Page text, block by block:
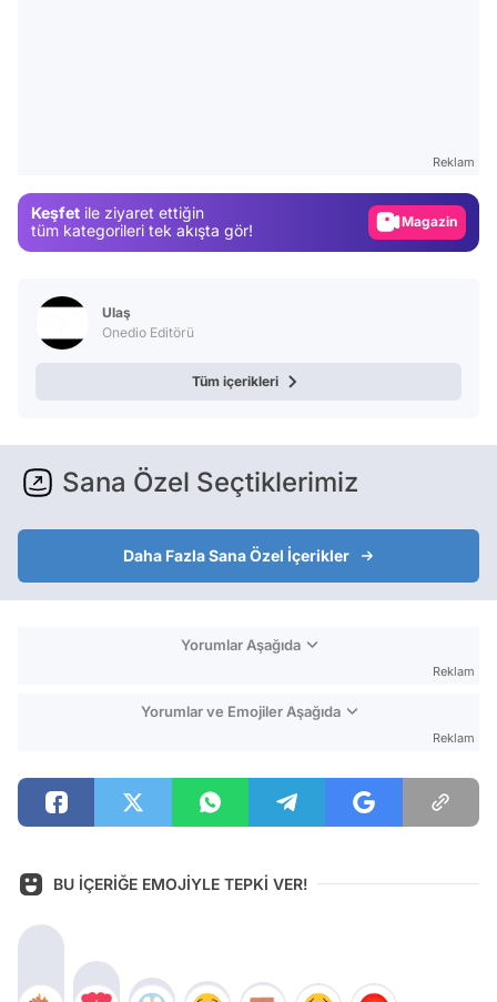
Reklam
Keşfet ile ziyaret ettiğin
tüm kategorileri tek akışta gör!
Magazin
Ulaş
Onedio Editörü
Tüm içerikleri
Sana Özel Seçtiklerimiz
Daha Fazla Sana Özel İçerikler
Yorumlar Aşağıda
Reklam
Yorumlar ve Emojiler Aşağıda
Reklam
BU İÇERİĞE EMOJİYLE TEPKİ VER!